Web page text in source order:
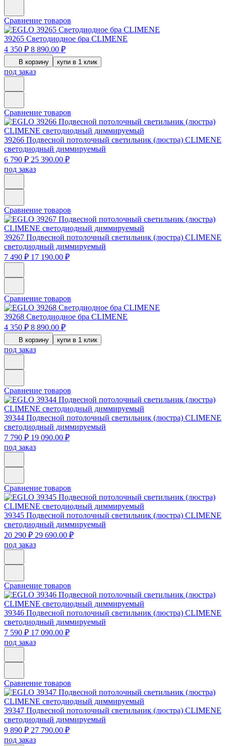
Сравнение товаров
39265 Светодиодное бра СLIMENE
4 350 ₽ 8 890.00 ₽
В корзину купи в 1 клик
под заказ
Сравнение товаров
39266 Подвесной потолочный светильник (люстра) CLIMENE
светодиодный диммируемый
6 790 ₽ 25 390.00 ₽
под заказ
Сравнение товаров
39267 Подвесной потолочный светильник (люстра) CLIMENE
светодиодный диммируемый
7 490 ₽ 17 190.00 ₽
Сравнение товаров
39268 Светодиодное бра СLIMENE
4 350 ₽ 8 890.00 ₽
В корзину купи в 1 клик
под заказ
Сравнение товаров
39344 Подвесной потолочный светильник (люстра) CLIMENE
светодиодный диммируемый
7 790 ₽ 19 090.00 ₽
под заказ
Сравнение товаров
39345 Подвесной потолочный светильник (люстра) CLIMENE
светодиодный диммируемый
20 290 ₽ 29 690.00 ₽
под заказ
Сравнение товаров
39346 Подвесной потолочный светильник (люстра) CLIMENE
светодиодный диммируемый
7 590 ₽ 17 090.00 ₽
под заказ
Сравнение товаров
39347 Подвесной потолочный светильник (люстра) CLIMENE
светодиодный диммируемый
9 890 ₽ 27 790.00 ₽
под заказ